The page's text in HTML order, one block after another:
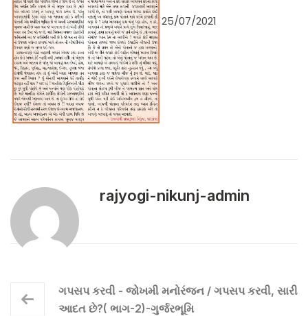
25/07/2021
rajyogi-nikunj-admin
ગપસપ કરવી - જોખમી મનોરંજન / ગપસપ કરવી, સારી
આદત છે?( ભાગ-2)-ગુર્જરભૂમિ